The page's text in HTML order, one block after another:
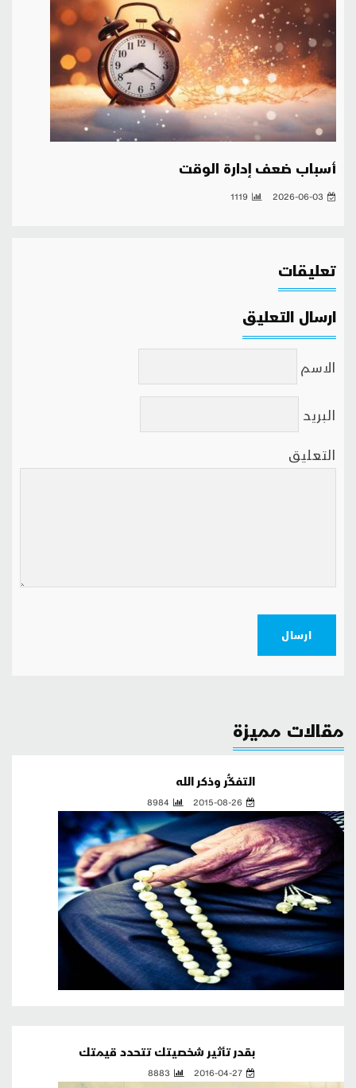
أسباب ضعف إدارة الوقت
2026-06-03
1119
تعليقات
ارسال التعليق
الاسم
البريد
التعليق
ارسال
مقالات مميزة
التفكُّر وذكر الله
2015-08-26
8984
بقدر تأثير شخصيتك تتحدد قيمتك
2016-04-27
8883